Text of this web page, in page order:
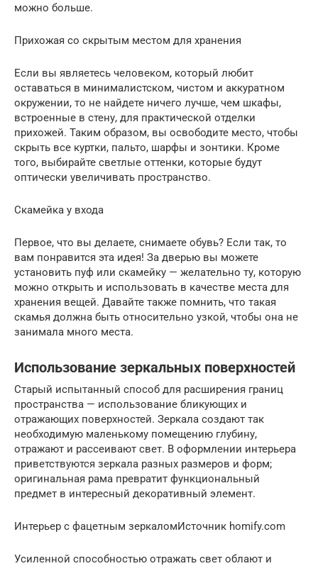
можно больше.
Прихожая со скрытым местом для хранения
Если вы являетесь человеком, который любит
оставаться в минималистском, чистом и аккуратном
окружении, то не найдете ничего лучше, чем шкафы,
встроенные в стену, для практической отделки
прихожей. Таким образом, вы освободите место, чтобы
скрыть все куртки, пальто, шарфы и зонтики. Кроме
того, выбирайте светлые оттенки, которые будут
оптически увеличивать пространство.
Скамейка у входа
Первое, что вы делаете, снимаете обувь? Если так, то
вам понравится эта идея! За дверью вы можете
установить пуф или скамейку — желательно ту, которую
можно открыть и использовать в качестве места для
хранения вещей. Давайте также помнить, что такая
скамья должна быть относительно узкой, чтобы она не
занимала много места.
Использование зеркальных поверхностей
Старый испытанный способ для расширения границ
пространства — использование бликующих и
отражающих поверхностей. Зеркала создают так
необходимую маленькому помещению глубину,
отражают и рассеивают свет. В оформлении интерьера
приветствуются зеркала разных размеров и форм;
оригинальная рама превратит функциональный
предмет в интересный декоративный элемент.
Интерьер с фацетным зеркаломИсточник homify.com
Усиленной способностью отражать свет облают и